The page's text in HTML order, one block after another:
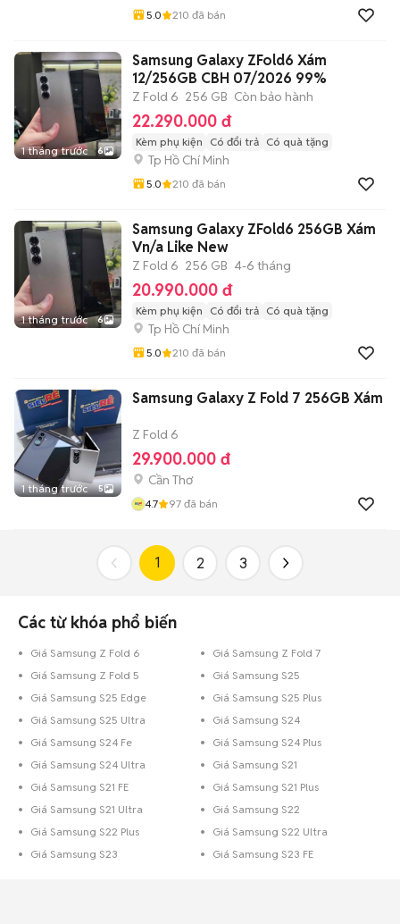
5.0 210 đã bán
1 tháng trước 6
Samsung Galaxy ZFold6 Xám
12/256GB CBH 07/2026 99%
Z Fold 6 256 GB Còn bảo hành
22.290.000 đ
Kèm phụ kiện Có đổi trả Có quà tặng
Tp Hồ Chí Minh
5.0 210 đã bán
1 tháng trước 6
Samsung Galaxy ZFold6 256GB Xám
Vn/a Like New
Z Fold 6 256 GB 4-6 tháng
20.990.000 đ
Kèm phụ kiện Có đổi trả Có quà tặng
Tp Hồ Chí Minh
5.0 210 đã bán
1 tháng trước 5
Samsung Galaxy Z Fold 7 256GB Xám
Z Fold 6
29.900.000 đ
Cần Thơ
4.7 97 đã bán
1 2 3
Các từ khóa phổ biến
Giá Samsung Z Fold 6
Giá Samsung Z Fold 7
Giá Samsung Z Fold 5
Giá Samsung S25
Giá Samsung S25 Edge
Giá Samsung S25 Plus
Giá Samsung S25 Ultra
Giá Samsung S24
Giá Samsung S24 Fe
Giá Samsung S24 Plus
Giá Samsung S24 Ultra
Giá Samsung S21
Giá Samsung S21 FE
Giá Samsung S21 Plus
Giá Samsung S21 Ultra
Giá Samsung S22
Giá Samsung S22 Plus
Giá Samsung S22 Ultra
Giá Samsung S23
Giá Samsung S23 FE